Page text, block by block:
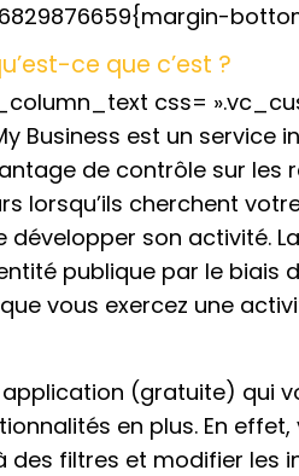
ce que c’est ?
css=
Business est un
de contrôle sur
lorsqu’ils cherchent
développer son activité.
publique par le biais
vous exercez une
(gratuite) qui
en plus. En
des filtres et modifier les